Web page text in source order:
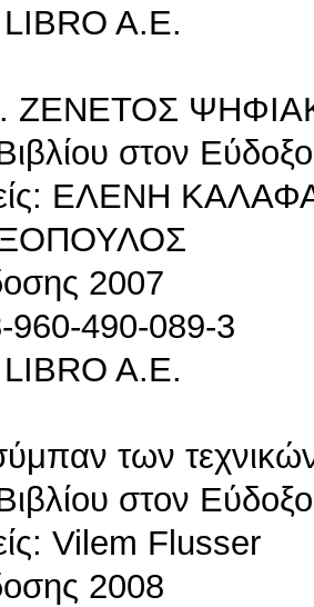
A.E.
ΖΕΝΕΤΟΣ
στον
ΕΛΕΝΗ
2007
960-490-089-3
A.E.
των
στον
Vilem Flusser
2008